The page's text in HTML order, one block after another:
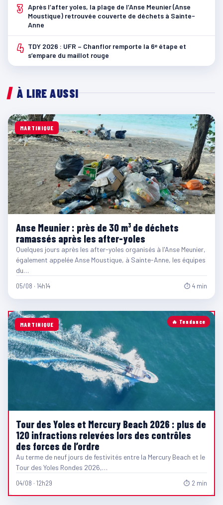
3 Après l’after yoles, la plage de l’Anse Meunier (Anse
Moustique) retrouvée couverte de déchets à Sainte-
Anne
4 TDY 2026 : UFR – Chanflor remporte la 6ᵉ étape et
s’empare du maillot rouge
À LIRE AUSSI
MARTINIQUE
Anse Meunier : près de 30 m³ de déchets
ramassés après les after-yoles
Quelques jours après les after-yoles organisés à l'Anse Meunier,
également appelée Anse Moustique, à Sainte-Anne, les équipes
du…
05/08 · 14h14 ⏱ 4 min
🔥 Tendance
MARTINIQUE
Tour des Yoles et Mercury Beach 2026 : plus de
120 infractions relevées lors des contrôles
des forces de l’ordre
Au terme de neuf jours de festivités entre la Mercury Beach et le
Tour des Yoles Rondes 2026,…
04/08 · 12h29 ⏱ 2 min